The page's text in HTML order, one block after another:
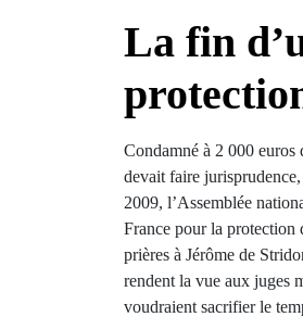
La fin
Condamné à 2 000 euros
devait faire
2009, l’Assemblée
France pour la protection
prières à Jérôme de
rendent la vue aux juges
voudraient sacrifier le